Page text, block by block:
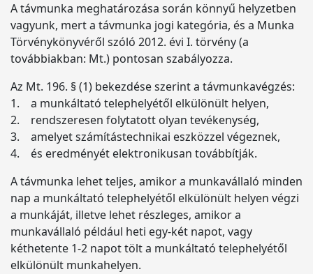
A távmunka meghatározása során könnyű helyzetben
vagyunk, mert a távmunka jogi kategória, és a Munka
Törvénykönyvéről szóló 2012. évi I. törvény (a
továbbiakban: Mt.) pontosan szabályozza.
Az Mt. 196. § (1) bekezdése szerint a távmunkavégzés:
1. a munkáltató telephelyétől elkülönült helyen,
2. rendszeresen folytatott olyan tevékenység,
3. amelyet számítástechnikai eszközzel végeznek,
4. és eredményét elektronikusan továbbítják.
A távmunka lehet teljes, amikor a munkavállaló minden
nap a munkáltató telephelyétől elkülönült helyen végzi
a munkáját, illetve lehet részleges, amikor a
munkavállaló például heti egy-két napot, vagy
kéthetente 1-2 napot tölt a munkáltató telephelyétől
elkülönült munkahelyen.